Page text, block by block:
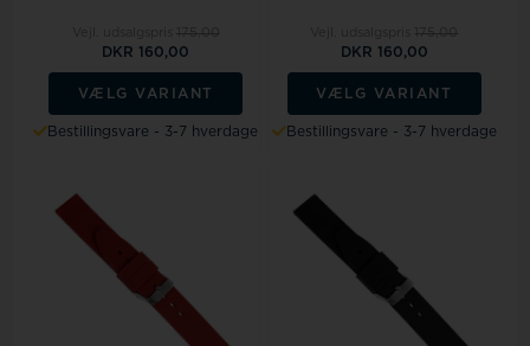
DKR 160,00
VÆLG VARIANT
Bestillingsvare - 3-7 hverdage
DKR 160,00
VÆLG VARIANT
Bestillingsvare - 3-7 hverdage